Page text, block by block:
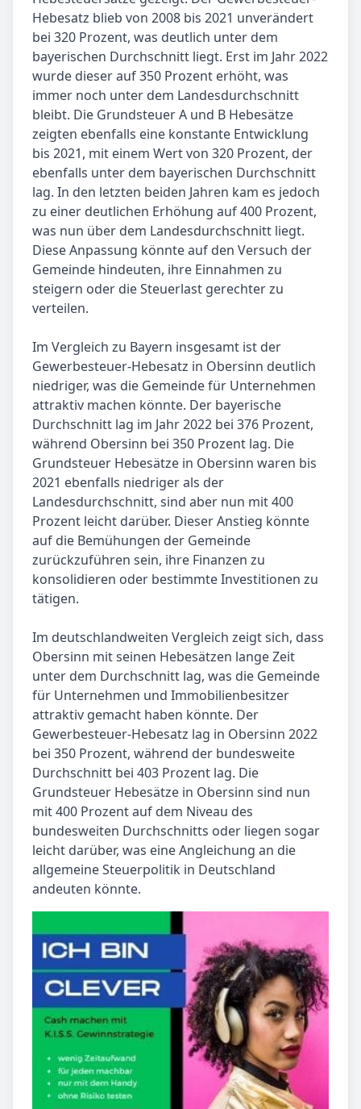
Hebesatz blieb von 2008 bis 2021 unverändert
bei 320 Prozent, was deutlich unter dem
bayerischen Durchschnitt liegt. Erst im Jahr 2022
wurde dieser auf 350 Prozent erhöht, was
immer noch unter dem Landesdurchschnitt
bleibt. Die Grundsteuer A und B Hebesätze
zeigten ebenfalls eine konstante Entwicklung
bis 2021, mit einem Wert von 320 Prozent, der
ebenfalls unter dem bayerischen Durchschnitt
lag. In den letzten beiden Jahren kam es jedoch
zu einer deutlichen Erhöhung auf 400 Prozent,
was nun über dem Landesdurchschnitt liegt.
Diese Anpassung könnte auf den Versuch der
Gemeinde hindeuten, ihre Einnahmen zu
steigern oder die Steuerlast gerechter zu
verteilen.
Im Vergleich zu Bayern insgesamt ist der
Gewerbesteuer-Hebesatz in Obersinn deutlich
niedriger, was die Gemeinde für Unternehmen
attraktiv machen könnte. Der bayerische
Durchschnitt lag im Jahr 2022 bei 376 Prozent,
während Obersinn bei 350 Prozent lag. Die
Grundsteuer Hebesätze in Obersinn waren bis
2021 ebenfalls niedriger als der
Landesdurchschnitt, sind aber nun mit 400
Prozent leicht darüber. Dieser Anstieg könnte
auf die Bemühungen der Gemeinde
zurückzuführen sein, ihre Finanzen zu
konsolidieren oder bestimmte Investitionen zu
tätigen.
Im deutschlandweiten Vergleich zeigt sich, dass
Obersinn mit seinen Hebesätzen lange Zeit
unter dem Durchschnitt lag, was die Gemeinde
für Unternehmen und Immobilienbesitzer
attraktiv gemacht haben könnte. Der
Gewerbesteuer-Hebesatz lag in Obersinn 2022
bei 350 Prozent, während der bundesweite
Durchschnitt bei 403 Prozent lag. Die
Grundsteuer Hebesätze in Obersinn sind nun
mit 400 Prozent auf dem Niveau des
bundesweiten Durchschnitts oder liegen sogar
leicht darüber, was eine Angleichung an die
allgemeine Steuerpolitik in Deutschland
andeuten könnte.